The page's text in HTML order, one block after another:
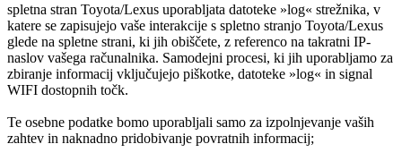
spletna stran Toyota/Lexus uporabljata datoteke »log« strežnika, v
katere se zapisujejo vaše interakcije s spletno stranjo Toyota/Lexus
glede na spletne strani, ki jih obiščete, z referenco na takratni IP-
naslov vašega računalnika. Samodejni procesi, ki jih uporabljamo za
zbiranje informacij vključujejo piškotke, datoteke »log« in signal
WIFI dostopnih točk.
Te osebne podatke bomo uporabljali samo za izpolnjevanje vaših
zahtev in naknadno pridobivanje povratnih informacij;